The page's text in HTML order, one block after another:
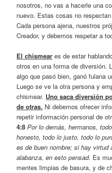
nosotros, no vas a hacerle una
nuevo. Estas cosas no
Cada persona ajena, nuestros
Creador, y debemos respetar a
El chismear es de estar
otros en una forma de diversión.
algo que pasó bien, ganó fulana
Luego se ve la otra persona y
chismear. Uno saca diversión
de otras. Ni debemos ofrecer
repetir información personal de
4:8 Por lo demás, hermanos,
honesto, todo lo justo, todo lo
es de buen nombre; si hay virtud
alabanza, en esto pensad. Es
mentes limpias de basura, y de